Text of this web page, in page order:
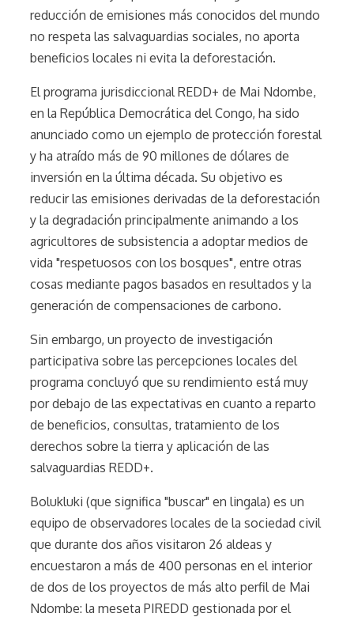
reducción de emisiones más conocidos del mundo
no respeta las salvaguardias sociales, no aporta
beneficios locales ni evita la deforestación.
El programa jurisdiccional REDD+ de Mai Ndombe,
en la República Democrática del Congo, ha sido
anunciado como un ejemplo de protección forestal
y ha atraído más de 90 millones de dólares de
inversión en la última década. Su objetivo es
reducir las emisiones derivadas de la deforestación
y la degradación principalmente animando a los
agricultores de subsistencia a adoptar medios de
vida "respetuosos con los bosques", entre otras
cosas mediante pagos basados en resultados y la
generación de compensaciones de carbono.
Sin embargo, un proyecto de investigación
participativa sobre las percepciones locales del
programa concluyó que su rendimiento está muy
por debajo de las expectativas en cuanto a reparto
de beneficios, consultas, tratamiento de los
derechos sobre la tierra y aplicación de las
salvaguardias REDD+.
Bolukluki (que significa "buscar" en lingala) es un
equipo de observadores locales de la sociedad civil
que durante dos años visitaron 26 aldeas y
encuestaron a más de 400 personas en el interior
de dos de los proyectos de más alto perfil de Mai
Ndombe: la meseta PIREDD gestionada por el